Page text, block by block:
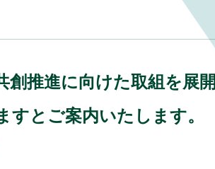
推進に向けた取組を展開
とご案内いたします。